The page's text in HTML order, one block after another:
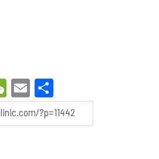
W
eC
ha
E
m
ail
ar
e